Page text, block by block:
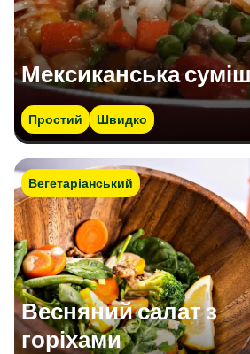
Мексиканська
Простий Швидко
Вегетаріанський
Весняний салат з
горіхами